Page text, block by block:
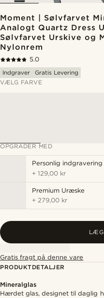
Moment | Sølvfarvet
Analogt Quartz Dress
Sølvfarvet Urskive og
Nylonrem
5.0
Indgraver
Gratis Levering
VÆLG FARVE
OPGRADER MED
Personlig indgravering
+129,00 kr
Premium Uræske
+ 279,00 kr
LÆG
Gratis fragt på denne vare
PRODUKTDETALJER
Mineralglas
Hærdet glas, designet til daglig